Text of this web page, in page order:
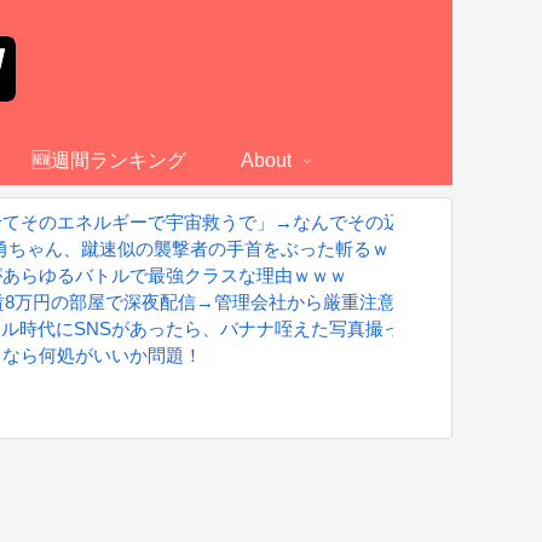
🆕週間ランキング About
てそのエネルギーで宇宙救うで」→なんでその辺の無職のおっさ
ちゃん、蹴速似の襲撃者の手首をぶった斬るｗｗｗｗ
らゆるバトルで最強クラスな理由ｗｗｗ
8万円の部屋で深夜配信→管理会社から厳重注意されてお気持ち
時代にSNSがあったら、バナナ咥えた写真撮ってたと思う」
ら何処がいいか問題！